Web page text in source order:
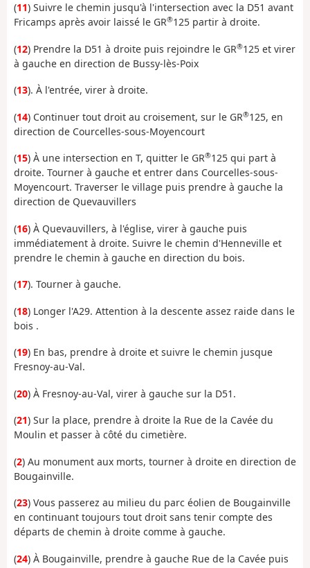
(11) Suivre le chemin jusqu'à l'intersection avec la D51 avant
Fricamps après avoir laissé le GR®125 partir à droite.
(12) Prendre la D51 à droite puis rejoindre le GR®125 et virer
à gauche en direction de Bussy-lès-Poix
(13). À l'entrée, virer à droite.
(14) Continuer tout droit au croisement, sur le GR®125, en
direction de Courcelles-sous-Moyencourt
(15) À une intersection en T, quitter le GR®125 qui part à
droite. Tourner à gauche et entrer dans Courcelles-sous-
Moyencourt. Traverser le village puis prendre à gauche la
direction de Quevauvillers
(16) À Quevauvillers, à l'église, virer à gauche puis
immédiatement à droite. Suivre le chemin d'Henneville et
prendre le chemin à gauche en direction du bois.
(17). Tourner à gauche.
(18) Longer l'A29. Attention à la descente assez raide dans le
bois .
(19) En bas, prendre à droite et suivre le chemin jusque
Fresnoy-au-Val.
(20) À Fresnoy-au-Val, virer à gauche sur la D51.
(21) Sur la place, prendre à droite la Rue de la Cavée du
Moulin et passer à côté du cimetière.
(2) Au monument aux morts, tourner à droite en direction de
Bougainville.
(23) Vous passerez au milieu du parc éolien de Bougainville
en continuant toujours tout droit sans tenir compte des
départs de chemin à droite comme à gauche.
(24) À Bougainville, prendre à gauche Rue de la Cavée puis